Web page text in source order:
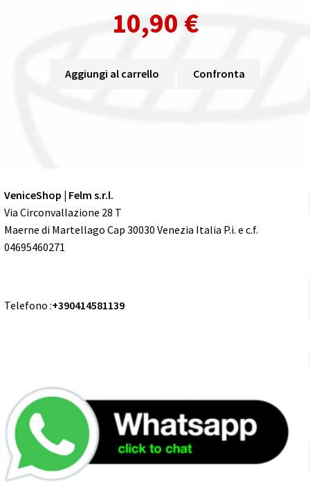
10,90 €
Aggiungi al carrello Confronta
VeniceShop | Felm s.r.l.
Via Circonvallazione 28 T
Maerne di Martellago Cap 30030 Venezia Italia P.i. e c.f.
04695460271
Telefono :+390414581139